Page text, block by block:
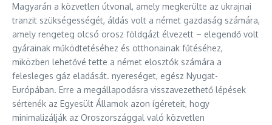
Magyarán a közvetlen útvonal, amely megkerülte az ukrajnai
tranzit szükségességét, áldás volt a német gazdaság számára,
amely rengeteg olcsó orosz földgázt élvezett – elegendő volt
gyárainak működtetéséhez és otthonainak fűtéséhez,
miközben lehetővé tette a német elosztók számára a
felesleges gáz eladását. nyereséget, egész Nyugat-
Európában. Erre a megállapodásra visszavezethető lépések
sértenék az Egyesült Államok azon ígéreteit, hogy
minimalizálják az Oroszországgal való közvetlen